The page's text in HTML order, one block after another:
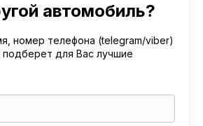
автомобиль?
номер телефона (telegram/viber)
для Вас лучшие